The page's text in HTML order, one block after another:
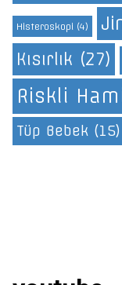
Histeroskopi (4)
Kısırlık (27)
Riskli
Tüp Bebek (15)